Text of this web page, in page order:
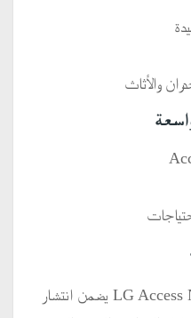
والأثاث
اختيار المعدات الجيدة مثل LG Access Nano يضمن انتشار